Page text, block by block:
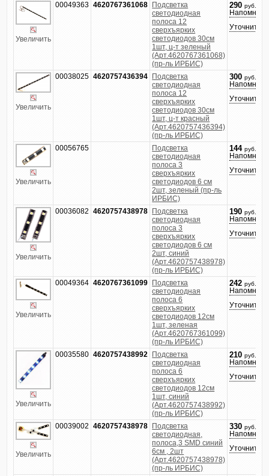
Увеличить
00049363 4620767361068
Подсветка
светодиодная
полоса 12
сверхъярких
светодиодов 30см
1шт, ц-т зеленый
(Арт.4620767361068)
(пр-ль ИРБИС)
290 руб.
Напомнить
Уточнить
Увеличить
00038025 4620757436394
Подсветка
светодиодная
полоса 12
сверхъярких
светодиодов 30см
1шт, ц-т красный
(Арт.4620757436394)
(пр-ль ИРБИС)
300 руб.
Напомнить
Уточнить
Увеличить
00056765
Подсветка
светодиодная
полоса 3
сверхъярких
светодиодов 6 см
2шт, зеленый (пр-ль
ИРБИС)
144 руб.
Напомнить
Уточнить
Увеличить
00036082 4620757438978
Подсветка
светодиодная
полоса 3
сверхъярких
светодиодов 6 см
2шт, синий
(Арт.4620757438978)
(пр-ль ИРБИС)
190 руб.
Напомнить
Уточнить
Увеличить
00049364 4620767361099
Подсветка
светодиодная
полоса 6
сверхъярких
светодиодов 12см
1шт, зеленая
(Арт.4620767361099)
(пр-ль ИРБИС)
242 руб.
Напомнить
Уточнить
Увеличить
00035580 4620757438992
Подсветка
светодиодная
полоса 6
сверхъярких
светодиодов 12см
1шт, синий
(Арт.4620757438992)
(пр-ль ИРБИС)
210 руб.
Напомнить
Уточнить
Увеличить
00039002 4620757438978
Подсветка
светодиодная,
полоса,3 SMD синий
6см , 2шт
(Арт.4620757438978)
(пр-ль ИРБИС)
330 руб.
Напомнить
Уточнить